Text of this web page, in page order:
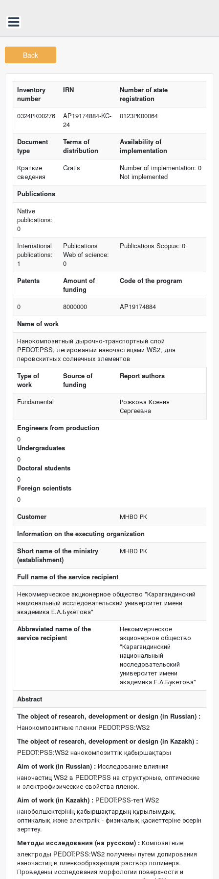
Back
Inventory
number
IRN
Number of state
registration
0324РК00276
AP19174884-KC-
24
0123РК00064
Document
type
Terms of
distribution
Availability of
implementation
Краткие
сведения
Gratis
Number of implementation: 0
Not implemented
Publications
Native
publications:
0
International
publications:
1
Publications
Web of science:
0
Publications Scopus: 0
Patents
Amount of
funding
Code of the program
0 8000000
AP19174884
Name of work
Нанокомпозитный дырочно-транспортный слой
PEDOT:PSS, легированый наночастицами WS2, для
перовскитных солнечных элементов
Type of
work
Source of
funding
Report authors
Fundamental
Рожкова Ксения
Сергеевна
Engineers from production
0
Undergraduates
0
Doctoral students
0
Foreign scientists
0
Customer
МНВО РК
Information on the executing organization
Short name of the ministry
(establishment)
МНВО РК
Full name of the service recipient
Некоммерческое акционерное общество "Карагандинский
национальный исследовательский университет имени
академика Е.А.Букетова"
Abbreviated name of the
service recipient
Некоммерческое
акционерное общество
"Карагандинский
национальный
исследовательский
университет имени
академика Е.А.Букетова"
Abstract
The object of research, development or design (in Russian) :
Нанокомпозитные пленки PEDOT:PSS:WS2
The object of research, development or design (in Kazakh) :
PEDOT:PSS:WS2 нанокомпозиттік қабыршақтары
Aim of work (in Russian) : Исследование влияния
наночастиц WS2 в PEDOT:PSS на структурные, оптические
и электрофизические свойства пленок.
Aim of work (in Kazakh) : PEDOT:PSS-тегі WS2
нанобөлшектерінің қабыршақтардың құрылымдық,
оптикалық және электрлік - физикалық қасиеттеріне әсерін
зерттеу.
Методы исследования (на русском) : Композитные
электроды PEDOT:PSS:WS2 получены путем допирования
наночастиц в пленкообразующий раствор полимера.
Проведены исследования морфологии поверхности и